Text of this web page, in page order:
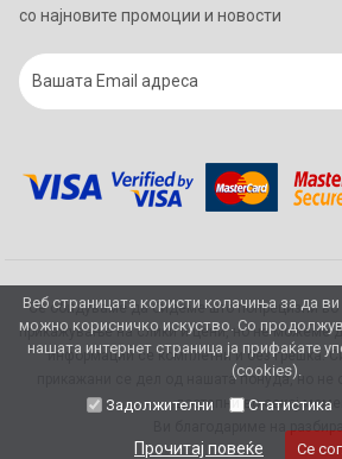
Веб страницата користи колачиња за да
можно корисничко искуство. Со
нашата интернет страница ја прифаќате
(cookies).
Задолжителни
Статистика
Прочитај повеќе Се
со најновите промоции и новости
Се обидуваме да бидеме што попрецизни во
прикажување на слики и цени, но не можеме
информации се комплетни и без грешка.
прикажани се дел од нашата понуда, но не
достапни во секој